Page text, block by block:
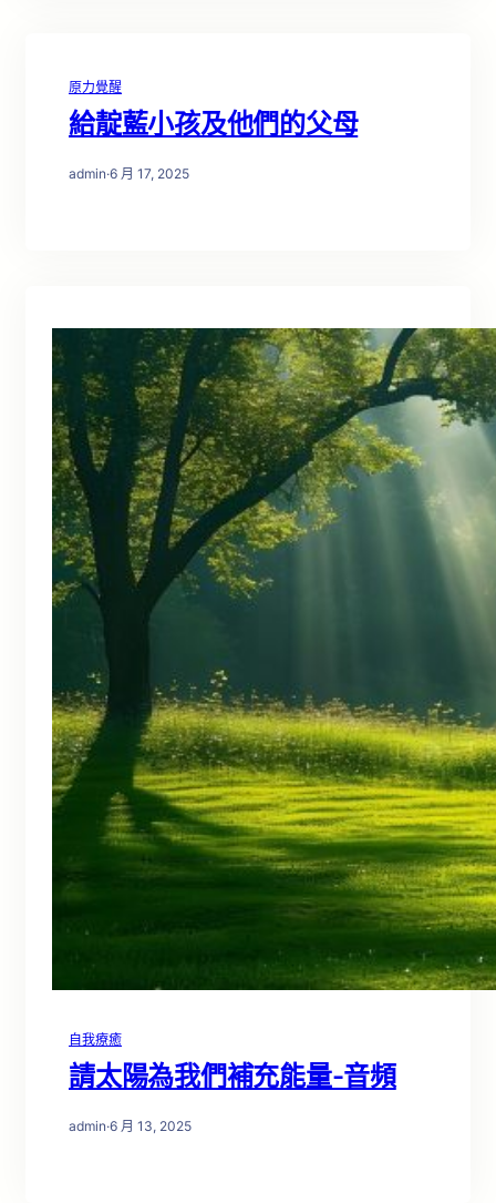
原力覺醒
給靛藍小孩及他們的父母
admin·6 月 17, 2025
自我療癒
請太陽為我們補充能量-音頻
admin·6 月 13, 2025